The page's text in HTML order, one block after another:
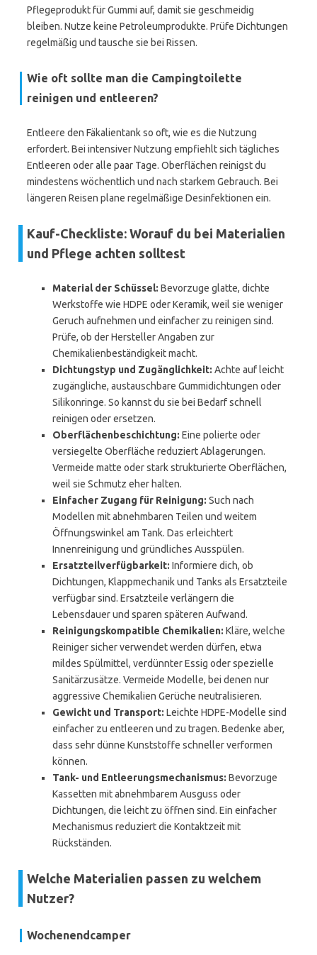
Pflegeprodukt für Gummi auf, damit sie geschmeidig
bleiben. Nutze keine Petroleumprodukte. Prüfe Dichtungen
regelmäßig und tausche sie bei Rissen.
Wie oft sollte man die Campingtoilette
reinigen und entleeren?
Entleere den Fäkalientank so oft, wie es die Nutzung
erfordert. Bei intensiver Nutzung empfiehlt sich tägliches
Entleeren oder alle paar Tage. Oberflächen reinigst du
mindestens wöchentlich und nach starkem Gebrauch. Bei
längeren Reisen plane regelmäßige Desinfektionen ein.
Kauf-Checkliste: Worauf du bei Materialien
und Pflege achten solltest
Material der Schüssel: Bevorzuge glatte, dichte
Werkstoffe wie HDPE oder Keramik, weil sie weniger
Geruch aufnehmen und einfacher zu reinigen sind.
Prüfe, ob der Hersteller Angaben zur
Chemikalienbeständigkeit macht.
Dichtungstyp und Zugänglichkeit: Achte auf leicht
zugängliche, austauschbare Gummidichtungen oder
Silikonringe. So kannst du sie bei Bedarf schnell
reinigen oder ersetzen.
Oberflächenbeschichtung: Eine polierte oder
versiegelte Oberfläche reduziert Ablagerungen.
Vermeide matte oder stark strukturierte Oberflächen,
weil sie Schmutz eher halten.
Einfacher Zugang für Reinigung: Such nach
Modellen mit abnehmbaren Teilen und weitem
Öffnungswinkel am Tank. Das erleichtert
Innenreinigung und gründliches Ausspülen.
Ersatzteilverfügbarkeit: Informiere dich, ob
Dichtungen, Klappmechanik und Tanks als Ersatzteile
verfügbar sind. Ersatzteile verlängern die
Lebensdauer und sparen späteren Aufwand.
Reinigungskompatible Chemikalien: Kläre, welche
Reiniger sicher verwendet werden dürfen, etwa
mildes Spülmittel, verdünnter Essig oder spezielle
Sanitärzusätze. Vermeide Modelle, bei denen nur
aggressive Chemikalien Gerüche neutralisieren.
Gewicht und Transport: Leichte HDPE-Modelle sind
einfacher zu entleeren und zu tragen. Bedenke aber,
dass sehr dünne Kunststoffe schneller verformen
können.
Tank- und Entleerungsmechanismus: Bevorzuge
Kassetten mit abnehmbarem Ausguss oder
Dichtungen, die leicht zu öffnen sind. Ein einfacher
Mechanismus reduziert die Kontaktzeit mit
Rückständen.
Welche Materialien passen zu welchem
Nutzer?
Wochenendcamper